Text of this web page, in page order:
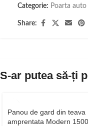
Categorie: Poarta auto
Share:
S-ar putea să-ți
Panou de gard din teava
amprentata Modern